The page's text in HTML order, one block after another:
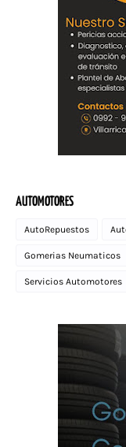
AUTOMOTORES
AutoRepuestos
Gomerias Neumaticos
Servicios Automotores